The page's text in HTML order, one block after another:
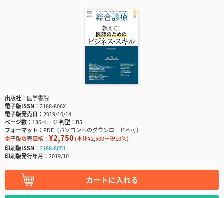
出版社
医学書院
電子版ISSN
2188-806X
電子版発売日
2019/10/14
ページ数
136ページ判型
B5
フォーマット
PDF（パソコンへのダウンロード不可）
電子版販売価格： ¥2,750(本体¥2,500＋税10％)
印刷版ISSN
2188-8051
印刷版発行年月
2019/10
カートに入れる